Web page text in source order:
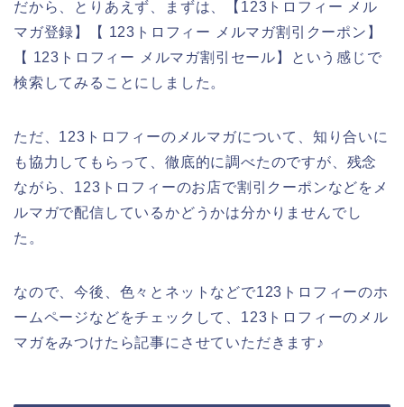
だから、とりあえず、まずは、【123トロフィー メル
マガ登録】【 123トロフィー メルマガ割引クーポン】
【 123トロフィー メルマガ割引セール】という感じで
検索してみることにしました。
ただ、123トロフィーのメルマガについて、知り合いに
も協力してもらって、徹底的に調べたのですが、残念
ながら、123トロフィーのお店で割引クーポンなどをメ
ルマガで配信しているかどうかは分かりませんでし
た。
なので、今後、色々とネットなどで123トロフィーのホ
ームページなどをチェックして、123トロフィーのメル
マガをみつけたら記事にさせていただきます♪